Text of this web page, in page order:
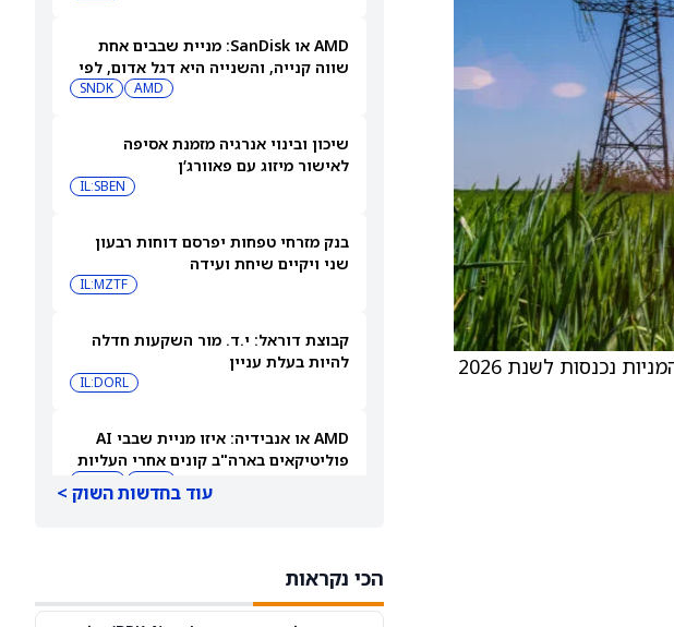
AMD או SanDisk: מניית שבבים אחת
שווה קנייה, והשנייה היא דגל אדום, לפי
AMD
SNDK
שיכון ובינוי אנרגיה מזמנת אסיפה
לאישור מיזוג עם פאוורג’ן
IL:SBEN
בנק מזרחי טפחות יפרסם דוחות רבעון
שני ויקיים שיחת ועידה
IL:MZTF
קבוצת דוראל: י.ד. מור השקעות חדלה
להיות בעלת עניין
IL:DORL
AMD או אנבידיה: איזו מניית שבבי AI
פוליטיקאים בארה"ב קונים אחרי העליות
האחרונים
עוד בחדשות השוק >
הכי נקראות
הפירמה ביצעה שינויים בדירוגים שלה במגזר שירותי שדות הנפט האירופיים, וציינה כי המניות נכנסות לשנת 2026